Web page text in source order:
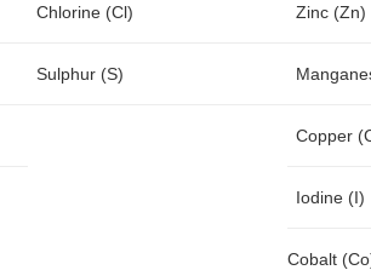
Chlorine (Cl) Zinc (Zn)
Sulphur (S)
Copper
Iodine (I)
Cobalt